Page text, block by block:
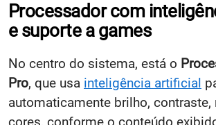
Processador com
e suporte a games
No centro do sistema, está o
Pro, que usa inteligência artificial
automaticamente brilho, contraste,